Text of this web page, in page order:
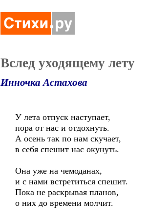
Вслед уходящему лету
Инночка Астахова
У лета отпуск наступает,
пора от нас и отдохнуть.
А осень так по нам скучает,
в себя спешит нас окунуть.
Она уже на чемоданах,
и с нами встретиться спешит.
Пока не раскрывая планов,
о них до времени молчит.